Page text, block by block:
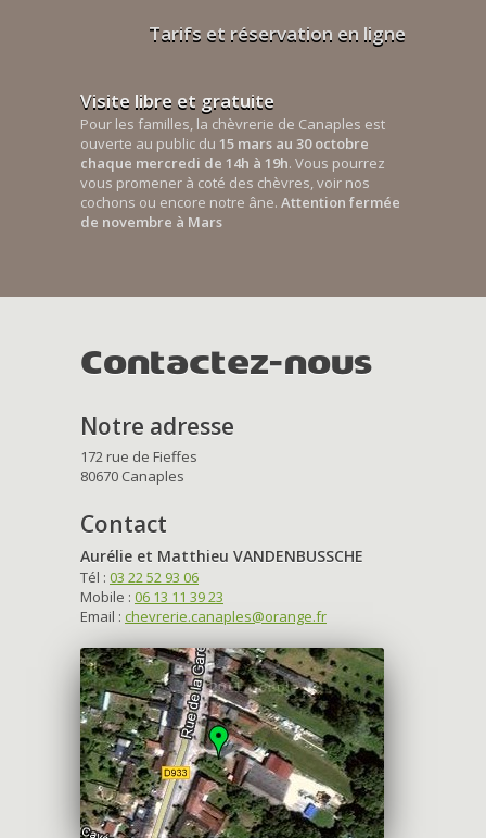
Tarifs et réservation en ligne
Visite libre et gratuite
Pour les familles, la chèvrerie de Canaples est
ouverte au public du 15 mars au 30 octobre
chaque mercredi de 14h à 19h. Vous pourrez
vous promener à coté des chèvres, voir nos
cochons ou encore notre âne. Attention fermée
de novembre à Mars
Contactez-nous
Notre adresse
172 rue de Fieffes
80670 Canaples
Contact
Aurélie et Matthieu VANDENBUSSCHE
Tél : 03 22 52 93 06
Mobile : 06 13 11 39 23
Email : chevrerie.canaples@orange.fr